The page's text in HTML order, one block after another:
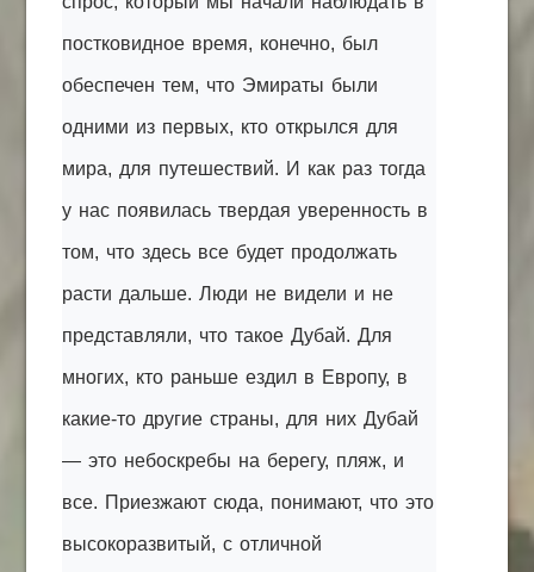
постковидное время, конечно, был
обеспечен тем, что Эмираты были
одними из первых, кто открылся для
мира, для путешествий. И как раз тогда
у нас появилась твердая уверенность в
том, что здесь все будет продолжать
расти дальше. Люди не видели и не
представляли, что такое Дубай. Для
многих, кто раньше ездил в Европу, в
какие-то другие страны, для них Дубай
— это небоскребы на берегу, пляж, и
все. Приезжают сюда, понимают, что это
высокоразвитый, с отличной